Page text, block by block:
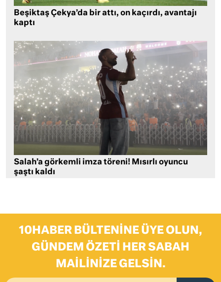
Beşiktaş Çekya’da bir attı, on kaçırdı, avantajı
kaptı
Salah’a görkemli imza töreni! Mısırlı oyuncu
şaştı kaldı
10HABER BÜLTENINE ÜYE OLUN,
GÜNDEM ÖZETI HER SABAH
MAILINIZE GELSIN.